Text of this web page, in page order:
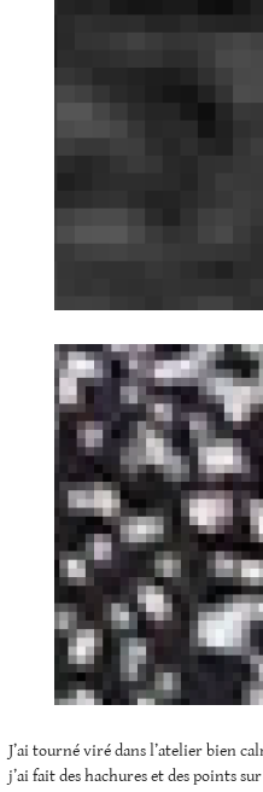
J’ai tourné viré dans l’atelier bien
j’ai fait des hachures et des points